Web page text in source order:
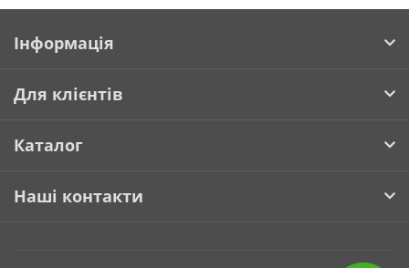
Інформація
Для клієнтів
Каталог
Наші контакти